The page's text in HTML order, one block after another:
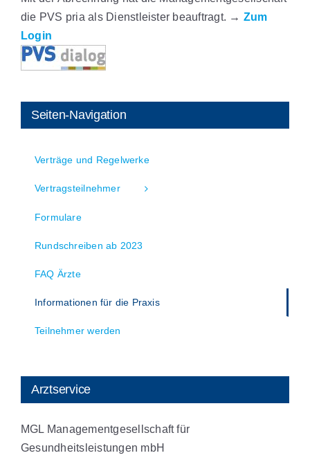
die PVS pria als Dienstleister beauftragt. → Zum
Login
Seiten-Navigation
Verträge und Regelwerke
Vertragsteilnehmer
Formulare
Rundschreiben ab 2023
FAQ Ärzte
Informationen für die Praxis
Teilnehmer werden
Arztservice
MGL Managementgesellschaft für
Gesundheitsleistungen mbH